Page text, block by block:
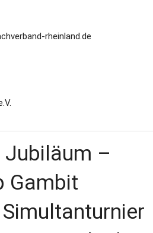
rheinland.de
Jubiläum –
Gambit